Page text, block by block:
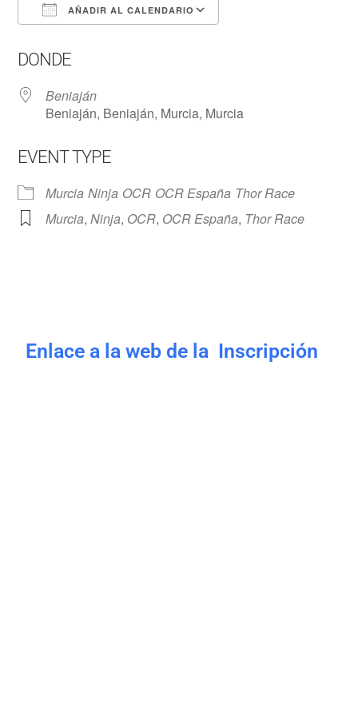
AÑADIR AL CALENDARIO
DONDE
Beniaján
Beniaján, Beniaján, Murcia, Murcia
EVENT TYPE
Murcia Ninja OCR OCR España Thor Race
Murcia,Ninja, OCR, OCR España, Thor Race
Enlace a la web de la Inscripción